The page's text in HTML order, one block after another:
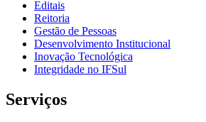
Editais
Reitoria
Gestão de Pessoas
Desenvolvimento Institucional
Inovação Tecnológica
Integridade no IFSul
Serviços